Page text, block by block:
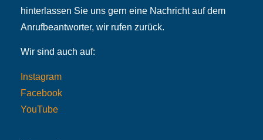
hinterlassen Sie uns gern eine Nachricht auf dem
Anrufbeantworter, wir rufen zurück.
Wir sind auch auf:
Instagram
Facebook
YouTube